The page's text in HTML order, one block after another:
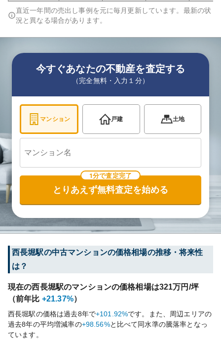
直近一年間の売出し事例を元に毎月更新しています。最新の状
況と異なる場合があります。
今すぐあなたの不動産を査定する
（完全無料・入力１分）
マンション 戸建 土地
1分で査定完了
とりあえず無料査定を始める
西長堀駅の中古マンションの価格相場の推移・将来性
は？
現在の西長堀駅のマンションの価格相場は321万円/坪
（前年比 +21.37%）
西長堀駅の価格は過去8年で+101.92%です。
また、周辺エリアの
過去8年の平均増減率の+98.56%と比べて同水準の騰落率となっ
ています。